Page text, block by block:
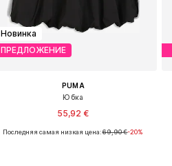
Новинка
ПРЕДЛОЖЕНИЕ
PUMA
Юбка
55,92 €
Доступные размеры: 34, 36, 38, 40, 42
Последняя самая низкая цена:69,90 €-20%